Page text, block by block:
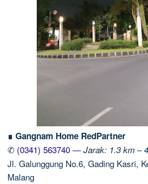
∎ Gangnam Home RedPartner
✆ (0341) 563740 — Jarak: 1.3 km –
Jl. Galunggung No.6, Gading Kasri,
Malang